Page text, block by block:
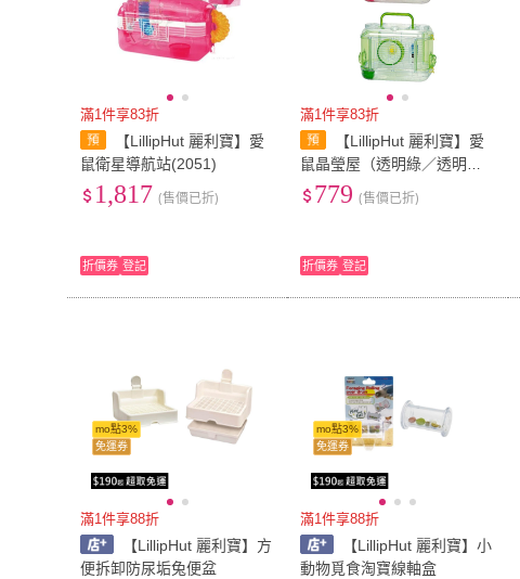
滿1件享83折
【LillipHut 麗利寶】愛
鼠衛星導航站(2051)
1,817 (售價已折)
折價券 登記
滿1件享83折
【LillipHut 麗利寶】愛
鼠晶瑩屋（透明綠／透明
紅）(2013)
779 (售價已折)
折價券 登記
mo點3%
免運券
滿1件享88折
【LillipHut 麗利寶】方
便拆卸防尿垢兔便盆
mo點3%
免運券
滿1件享88折
【LillipHut 麗利寶】小
動物覓食淘寶線軸盒